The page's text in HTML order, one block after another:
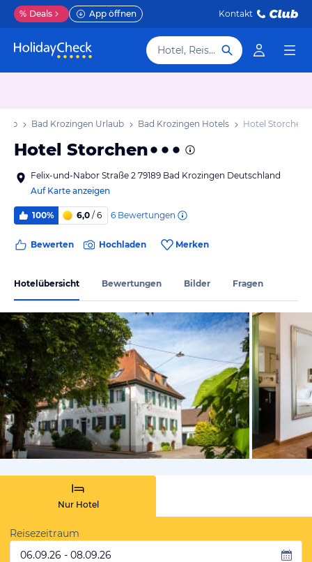
% Deals App öffnen Kontakt
Hotel, Reiseziel
Bad Krozingen Urlaub Bad Krozingen Hotels Hotel Storchen
Hotel Storchen
Felix-und-Nabor Straße 2 79189 Bad Krozingen Deutschland
Auf Karte anzeigen
100% 6,0 / 6 6 Bewertungen
Bewerten Hochladen Merken
Hotelübersicht Bewertungen Bilder Fragen
vom
Nur Hotel
Reisezeitraum
06.09.26 - 08.09.26